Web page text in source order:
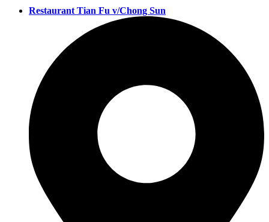
Restaurant Tian Fu v/Chong Sun